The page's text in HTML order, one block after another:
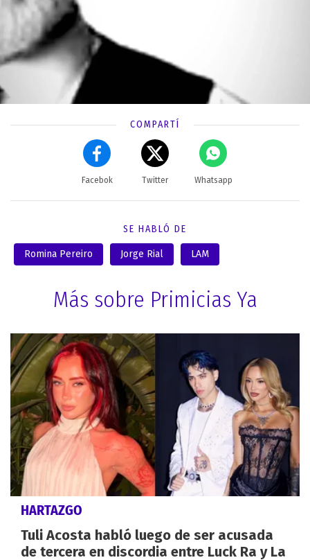
COMPARTÍ
Facebok Twitter Whatsapp
SE HABLÓ DE
Romina Pereiro Jorge Rial LAM
Más sobre Primicias Ya
HARTAZGO
Tuli Acosta habló luego de ser acusada
de tercera en discordia entre Luck Ra y La